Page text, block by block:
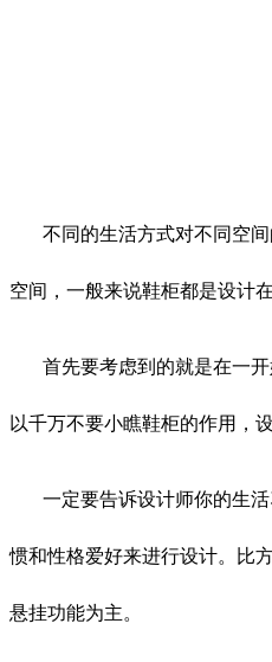
不同的生活方式对不同空
空间，一般来说鞋柜都是设计
首先要考虑到的就是在一
以千万不要小瞧鞋柜的作用，
一定要告诉设计师你的生
惯和性格爱好来进行设计。比
悬挂功能为主。